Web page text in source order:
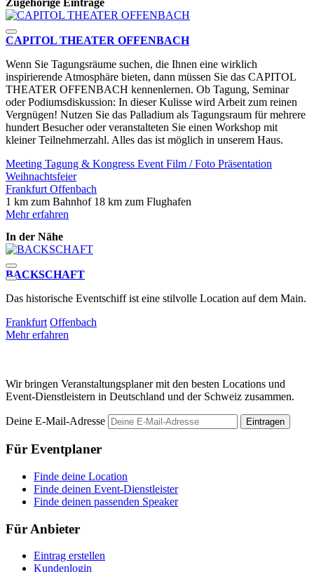
Zugehörige Einträge
CAPITOL THEATER OFFENBACH
Wenn Sie Tagungsräume suchen, die Ihnen eine wirklich
inspirierende Atmosphäre bieten, dann müssen Sie das CAPITOL
THEATER OFFENBACH kennenlernen. Ob Tagung, Seminar
oder Podiumsdiskussion: In dieser Kulisse wird Arbeit zum reinen
Vergnügen! Nutzen Sie das Palladium als Tagungsraum für mehrere
hundert Besucher oder veranstalteten Sie einen Workshop mit
kleiner Teilnehmerzahl. Alles das ist möglich in unserem Haus.
Meeting Tagung & Kongress Event Film / Foto Präsentation
Weihnachtsfeier
Frankfurt Offenbach
1 km zum Bahnhof 18 km zum Flughafen
Mehr erfahren
In der Nähe
BACKSCHAFT
Das historische Eventschiff ist eine stilvolle Location auf dem Main.
Frankfurt Offenbach
Mehr erfahren
Wir bringen Veranstaltungsplaner mit den besten Locations und
Event-Dienstleistern in Deutschland und der Schweiz zusammen.
Deine E-Mail-Adresse Eintragen
Für Eventplaner
Finde deine Location
Finde deinen Event-Dienstleister
Finde deinen passenden Speaker
Für Anbieter
Eintrag erstellen
Kundenlogin